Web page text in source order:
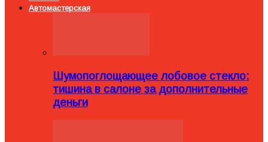
Автомастерская
Шумопоглощающее лобовое стекло:
тишина в салоне за дополнительные
деньги